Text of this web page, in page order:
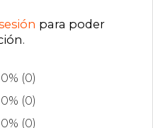
para poder
.
0% (0)
0% (0)
0% (0)